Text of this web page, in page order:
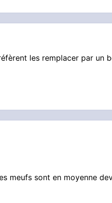
les remplacer par un
meufs sont en moyenne